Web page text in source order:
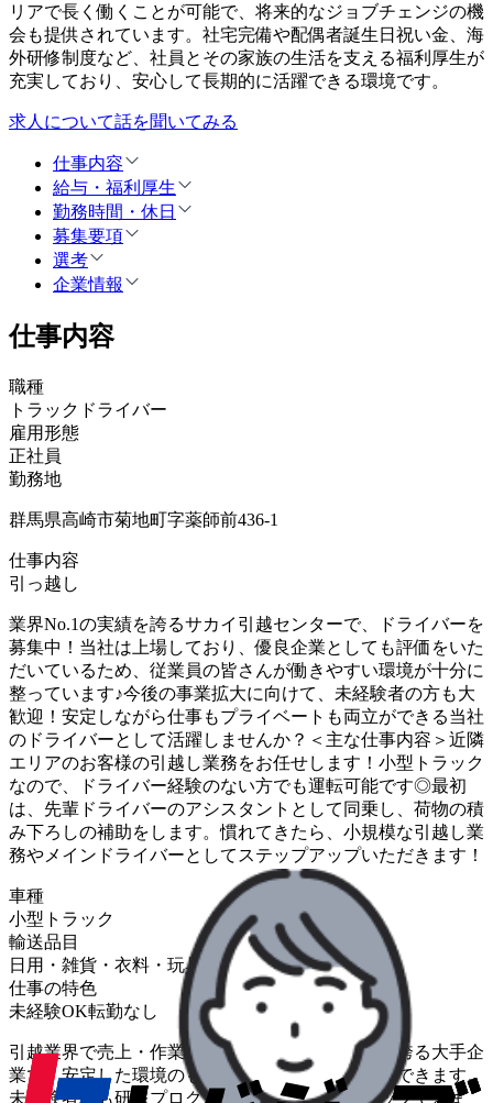
リアで長く働くことが可能で、将来的なジョブチェンジの機
会も提供されています。社宅完備や配偶者誕生日祝い金、海
外研修制度など、社員とその家族の生活を支える福利厚生が
充実しており、安心して長期的に活躍できる環境です。
求人について話を聞いてみる
仕事内容
給与・福利厚生
勤務時間・休日
募集要項
選考
企業情報
仕事内容
職種
トラックドライバー
雇用形態
正社員
勤務地
群馬県高崎市菊地町字薬師前436-1
仕事内容
引っ越し
業界No.1の実績を誇るサカイ引越センターで、ドライバーを
募集中！当社は上場しており、優良企業としても評価をいた
だいているため、従業員の皆さんが働きやすい環境が十分に
整っています♪今後の事業拡大に向けて、未経験者の方も大
歓迎！安定しながら仕事もプライベートも両立ができる当社
のドライバーとして活躍しませんか？＜主な仕事内容＞近隣
エリアのお客様の引越し業務をお任せします！小型トラック
なので、ドライバー経験のない方でも運転可能です◎最初
は、先輩ドライバーのアシスタントとして同乗し、荷物の積
み下ろしの補助をします。慣れてきたら、小規模な引越し業
務やメインドライバーとしてステップアップいただきます！
車種
小型トラック
輸送品目
日用・雑貨・衣料・玩具
住居設備・家電・家具
仕事の特色
未経験OK転勤なし
引越業界で売上・作業件数ともに12年連続No.1を誇る大手企
業で、安定した環境のもとドライバーとして活躍できます。
未経験者でも研修プログラムで着実にスキルアップできま